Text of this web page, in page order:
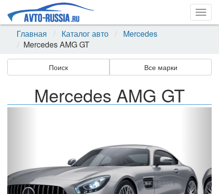
Главная
Каталог авто
Mercedes
Mercedes AMG GT
Поиск Все марки
Mercedes AMG GT